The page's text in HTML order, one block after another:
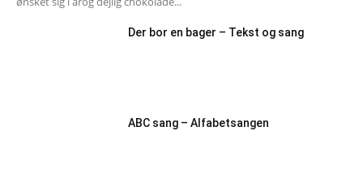
Der bor en bager – Tekst og sang
ABC sang – Alfabetsangen